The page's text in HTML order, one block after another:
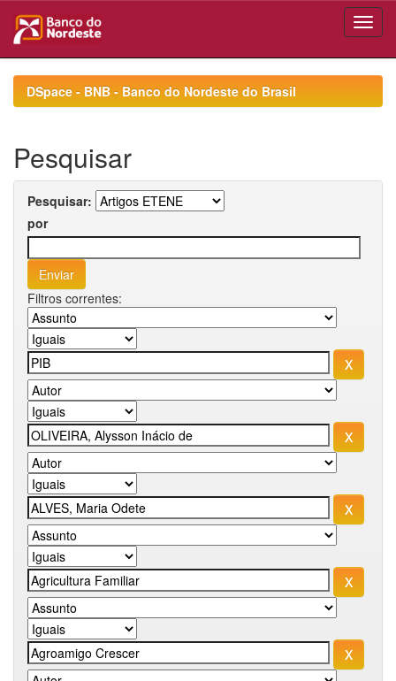
navigationDSpace - BNB - Banco do Nordeste do Brasil
Pesquisar
Pesquisar:
por
Filtros correntes: